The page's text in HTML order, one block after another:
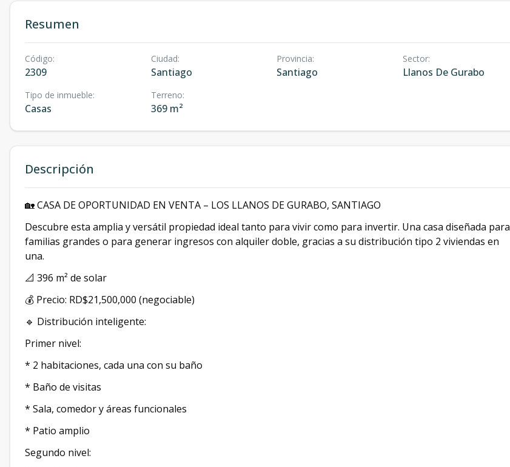
Resumen
Código:
2309
Ciudad:
Santiago
Provincia:
Santiago
Sector:
Llanos De Gurabo
Tipo de inmueble:
Casas
Terreno:
369 m²
Descripción
🏡 CASA DE OPORTUNIDAD EN VENTA – LOS LLANOS DE GURABO, SANTIAGO
Descubre esta amplia y versátil propiedad ideal tanto para vivir como para invertir. Una casa diseñada para
familias grandes o para generar ingresos con alquiler doble, gracias a su distribución tipo 2 viviendas en
una.
📐 396 m² de solar
💰 Precio: RD$21,500,000 (negociable)
🔹 Distribución inteligente:
Primer nivel:
* 2 habitaciones, cada una con su baño
* Baño de visitas
* Sala, comedor y áreas funcionales
* Patio amplio
Segundo nivel: